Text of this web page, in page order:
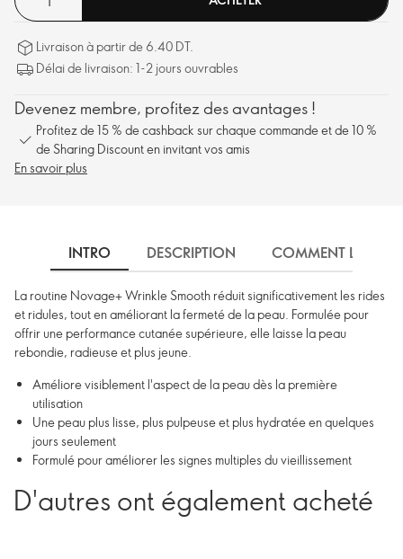
Livraison à partir de 6.40 DT.
Délai de livraison: 1-2 jours ouvrables
Devenez membre, profitez des avantages !
Profitez de 15 % de cashback sur chaque commande et de 10 %
de Sharing Discount en invitant vos amis
En savoir plus
INTRO DESCRIPTION COMMENT
La routine Novage+ Wrinkle Smooth réduit significativement les rides
et ridules, tout en améliorant la fermeté de la peau. Formulée pour
offrir une performance cutanée supérieure, elle laisse la peau
rebondie, radieuse et plus jeune.
Améliore visiblement l'aspect de la peau dès la première
utilisation
Une peau plus lisse, plus pulpeuse et plus hydratée en quelques
jours seulement
Formulé pour améliorer les signes multiples du vieillissement
D'autres ont également acheté